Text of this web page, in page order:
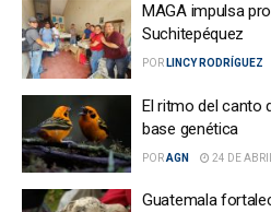
MAGA impulsa
Suchitepéquez
POR LINCY RODRÍGUEZ
El ritmo del canto
base genética
PORAGN 24 DE
Guatemala